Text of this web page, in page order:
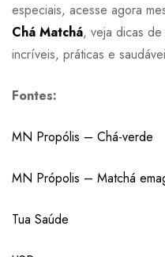
especiais, acesse agora
Chá Matchá, veja dicas
incríveis, práticas e
Fontes:
MN Propólis – Chá-verde
MN Própolis – Matchá
Tua Saúde